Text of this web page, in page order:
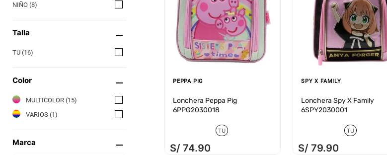
NIÑO (8)
Marca
Color
MULTICOLOR (15)
VARIOS (1)
Talla
TU (16)
PEPPA PIG
Lonchera Peppa Pig
6PPG2030018
TU
S/ 74.90
SPY X FAMILY
Lonchera Spy X Family
6SPY2030001
TU
S/ 79.90